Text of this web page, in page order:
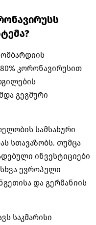
კორონავირუსით
გეგმური
სამსახური
სთავაზობს. თუმცა
ინვესტიციები
სხვა ევროპული
და გერმანიის
საკმარისი